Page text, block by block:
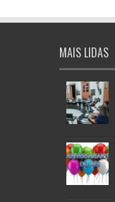
MAIS LIDAS